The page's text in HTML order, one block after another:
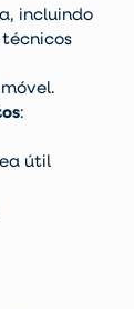
incluindo
técnicos
:
útil